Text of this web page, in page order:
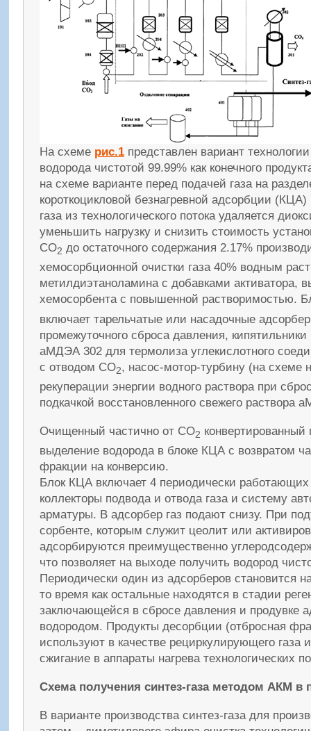
На схеме рис.1 представлен вариант
водорода чистотой 99.99% как конечного
на схеме варианте перед подачей газа на
короткоцикловой безнагревной адсорбции (КЦА)
газа из технологического потока удаляется
уменьшить нагрузку и снизить стоимость
СО2 до остаточного содержания 2.17%
хемосорбционной очистки газа 40% водным
метилдиэтаноламина с добавками активатора,
хемосорбента с повышенной растворимостью.
включает тарельчатые или насадочные
промежуточного сброса давления, кипятильники
аМДЭА 302 для термолиза углекислотного
с отводом СО2, насос-мотор-турбину (на схеме
рекуперации энергии водного раствора при
подкачкой восстановленного свежего раствора
Очищенный частично от СО2 конвертированный
выделение водорода в блоке КЦА с возвратом
фракции на конверсию.
Блок КЦА включает 4 периодически
коллекторы подвода и отвода газа и систему
арматуры. В адсорбер газ подают снизу. При
сорбенте, которым служит цеолит или
адсорбируются преимущественно
что позволяет на выходе получить водород
Периодически один из адсорберов становится
то время как остальные находятся в стадии
заключающейся в сбросе давления и продувке
водородом. Продукты десорбции (отбросная
используют в качестве рециркулирующего газа
сжигание в аппараты нагрева технологических
Схема получения синтез-газа методом АКМ в
В варианте производства синтез-газа для